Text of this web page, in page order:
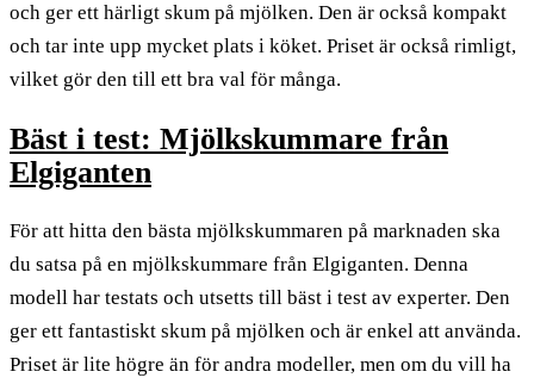
och ger ett härligt skum på mjölken. Den är också kompakt
och tar inte upp mycket plats i köket. Priset är också rimligt,
vilket gör den till ett bra val för många.
Bäst i test: Mjölkskummare från
Elgiganten
För att hitta den bästa mjölkskummaren på marknaden ska
du satsa på en mjölkskummare från Elgiganten. Denna
modell har testats och utsetts till bäst i test av experter. Den
ger ett fantastiskt skum på mjölken och är enkel att använda.
Priset är lite högre än för andra modeller, men om du vill ha